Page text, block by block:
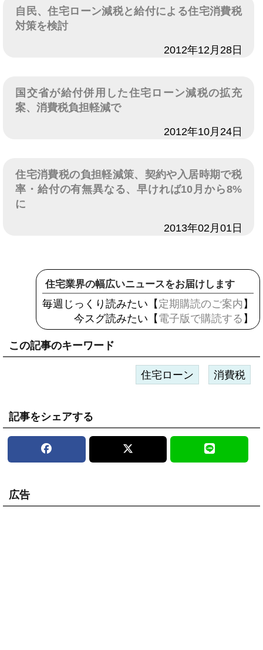
自民、住宅ローン減税と給付による住宅消費税
対策を検討
2012年12月28日
国交省が給付併用した住宅ローン減税の拡充
案、消費税負担軽減で
2012年10月24日
住宅消費税の負担軽減策、契約や入居時期で税
率・給付の有無異なる、早ければ10月から8%
に
2013年02月01日
住宅業界の幅広いニュースをお届けします
毎週じっくり読みたい【 定期購読のご案内 】
今スグ読みたい【 電子版で購読する 】
この記事のキーワード
住宅ローン 消費税
記事をシェアする
広告